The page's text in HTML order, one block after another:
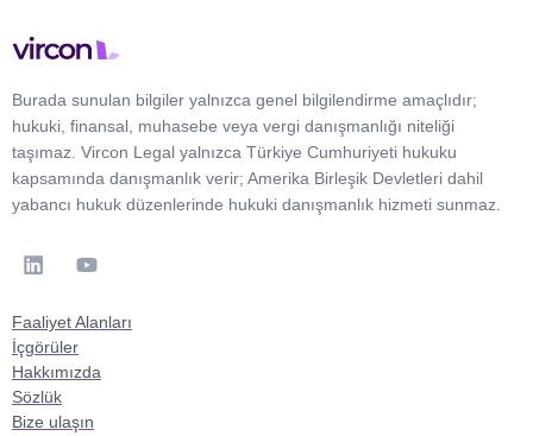
Burada sunulan bilgiler yalnızca genel bilgilendirme amaçlıdır;
hukuki, finansal, muhasebe veya vergi danışmanlığı niteliği
taşımaz. Vircon Legal yalnızca Türkiye Cumhuriyeti hukuku
kapsamında danışmanlık verir; Amerika Birleşik Devletleri dahil
yabancı hukuk düzenlerinde hukuki danışmanlık hizmeti sunmaz.
Faaliyet Alanları
İçgörüler
Hakkımızda
Sözlük
Bize ulaşın